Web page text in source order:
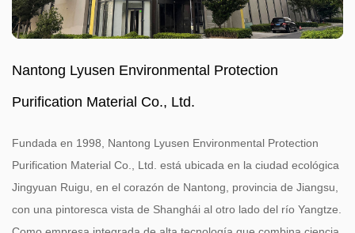
Nantong Lyusen Environmental Protection
Purification Material Co., Ltd.
Fundada en 1998, Nantong Lyusen Environmental Protection
Purification Material Co., Ltd. está ubicada en la ciudad ecológica
Jingyuan Ruigu, en el corazón de Nantong, provincia de Jiangsu,
con una pintoresca vista de Shanghái al otro lado del río Yangtze.